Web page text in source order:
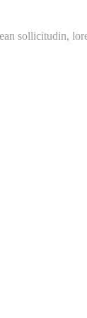
sollicitudin,